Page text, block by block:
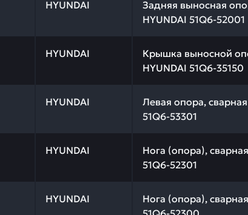
HYUNDAI
Задняя выносная
HYUNDAI 51Q6-52001
HYUNDAI
Крышка выносной
HYUNDAI 51Q6-35150
вы получаете гарантию качества и
HYUNDAI
Левая опора,
51Q6-53301
вы получаете гарантию качества и
HYUNDAI
Нога (опора),
51Q6-52301
вы получаете гарантию качества и
HYUNDAI
Нога (опора),
вы получаете гарантию качества и